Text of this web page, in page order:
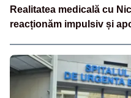
Realitatea medicală cu
reacționăm impulsiv și